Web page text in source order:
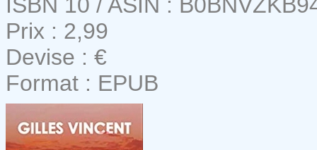
Prix : 2,99
Devise : €
Format : EPUB